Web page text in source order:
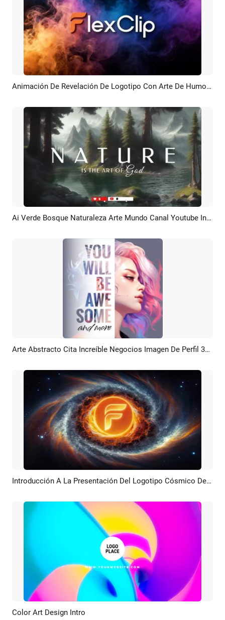
Previsualizar Crear IA Animación De Revelación De Logotipo Con Arte De Humo De Color E IA
Previsualizar Crear IA Ai Verde Bosque Naturaleza Arte Mundo Canal Youtube Intro Outro
Previsualizar Crear IA Arte Abstracto Cita Increíble Negocios Imagen De Perfil 3d Ai Publicación En Linkedin
Previsualizar Crear IA Introducción A La Presentación Del Logotipo Cósmico De Arte
Previsualizar
Color Art Design Intro